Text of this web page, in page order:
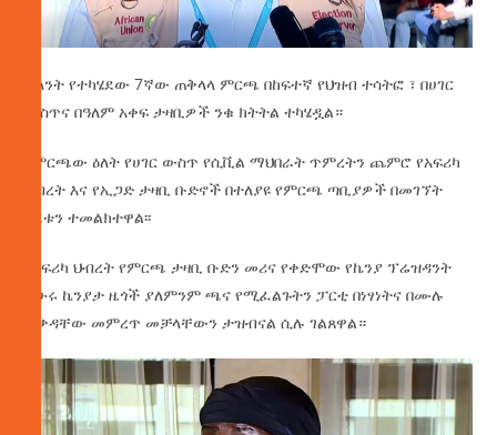
ትላንት የተካሄደው 7ኛው ጠቅላላ ምርጫ በከፍተኛ የህዝብ ተሳትፎ ፣ በሀገር
ውስጥና በዓለም አቀፍ ታዛቢዎች ንቁ ክትትል ተካሄዷል።
በምርጫው ዕለት የሀገር ውስጥ የሲቪል ማህበራት ጥምረትን ጨምሮ የአፍሪካ
ህብረት እና የኢጋድ ታዛቢ ቡድኖች በተለያዩ የምርጫ ጣቢያዎች በመገኘት
ሂደቱን ተመልክተዋል፡፡
የአፍሪካ ህብረት የምርጫ ታዛቢ ቡድን መሪና የቀድሞው የኬንያ ፕሬዝዳንት
ኡሁሩ ኬንያታ ዜጎች ያለምንም ጫና የሚፈልጉትን ፓርቲ በነፃነትና በሙሉ
ፈቃዳቸው መምረጥ መቻላቸውን ታዝብናል ሲሉ ገልጸዋል።